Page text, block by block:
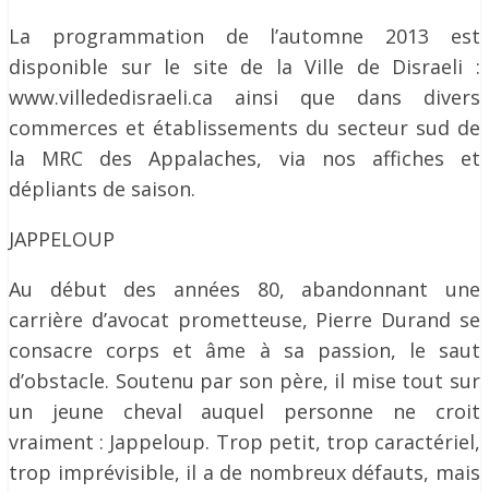
La programmation de l’automne 2013 est
disponible sur le site de la Ville de Disraeli :
www.villededisraeli.ca ainsi que dans divers
commerces et établissements du secteur sud de
la MRC des Appalaches, via nos affiches et
dépliants de saison.
JAPPELOUP
Au début des années 80, abandonnant une
carrière d’avocat prometteuse, Pierre Durand se
consacre corps et âme à sa passion, le saut
d’obstacle. Soutenu par son père, il mise tout sur
un jeune cheval auquel personne ne croit
vraiment : Jappeloup. Trop petit, trop caractériel,
trop imprévisible, il a de nombreux défauts, mais